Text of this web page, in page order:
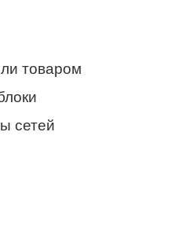
товаром
сетей